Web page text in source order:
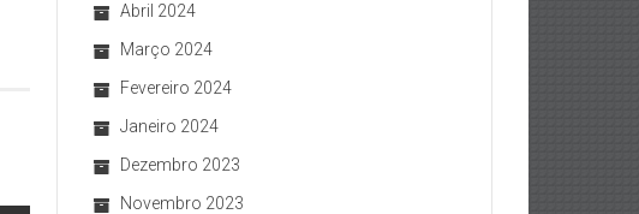
Abril 2024
Março 2024
Fevereiro 2024
Janeiro 2024
Dezembro 2023
Novembro 2023